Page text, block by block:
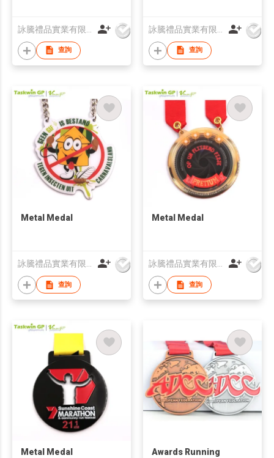
查詢 查詢
Metal Medal
查詢
Metal Medal
查詢
Metal Medal
Awards Running